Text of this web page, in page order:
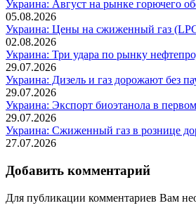
Украина: Август на рынке горючего
05.08.2026
Украина: Цены на сжиженный газ
02.08.2026
Украина: Три удара по рынку
29.07.2026
Украина: Дизель и газ дорожают без
29.07.2026
Украина: Экспорт биоэтанола в
29.07.2026
Украина: Сжиженный газ в рознице
27.07.2026
Добавить комментарий
Для публикации комментариев Вам